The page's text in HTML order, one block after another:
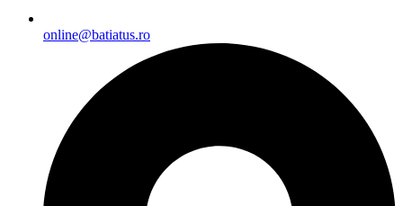
online@batiatus.ro